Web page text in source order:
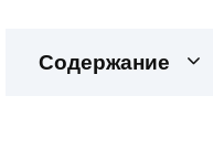
Содержание